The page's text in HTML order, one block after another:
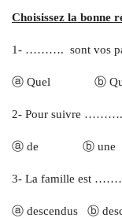
Choisissez la bonne
1- ………. sont vos
ⓐ Quel ⓑ
2- Pour suivre ……….
ⓐ de ⓑ
3- La famille est
ⓐ descendus ⓑ